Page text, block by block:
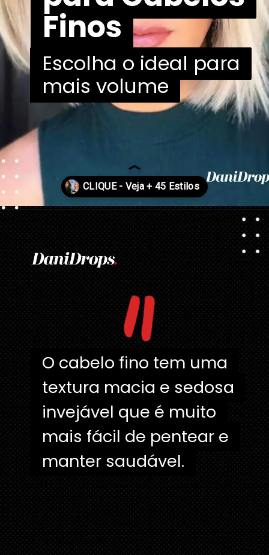
Finos
Finos
Escolha o ideal para
mais volume
Escolha o ideal para
mais volume
Opening
"
O cabelo fino tem uma
textura macia e sedosa
invejável que é muito
mais fácil de pentear e
manter saudável.
O cabelo fino tem uma
textura macia e sedosa
invejável que é muito
mais fácil de pentear e